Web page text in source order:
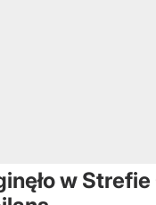
w Strefie